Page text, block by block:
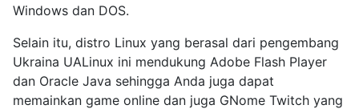
Windows dan DOS.
Selain itu, distro Linux yang berasal dari pengembang
Ukraina UALinux ini mendukung Adobe Flash Player
dan Oracle Java sehingga Anda juga dapat
memainkan game online dan juga GNome Twitch yang